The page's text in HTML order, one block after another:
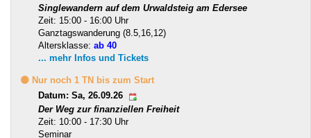
Singlewandern auf dem Urwaldsteig am Edersee
Zeit: 15:00 - 16:00 Uhr
Ganztagswanderung (8.5,16,12)
Altersklasse: ab 40
... mehr Infos und Tickets
🟡 Nur noch 1 TN bis zum Start
Datum: Sa, 26.09.26
Der Weg zur finanziellen Freiheit
Zeit: 10:00 - 17:30 Uhr
Seminar